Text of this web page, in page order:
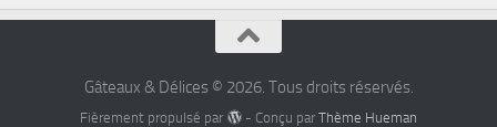
Gâteaux & Délices © 2026. Tous droits réservés.
Fièrement propulsé par - Conçu par Thème Hueman